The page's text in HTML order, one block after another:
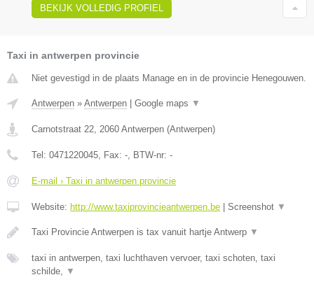
BEKIJK VOLLEDIG PROFIEL
Taxi in antwerpen provincie
Niet gevestigd in de plaats Manage en in de provincie Henegouwen.
Antwerpen » Antwerpen Google maps ▼
Carnotstraat 22, 2060 Antwerpen (Antwerpen)
Tel: 0471220045, Fax: -, BTW-nr: -
E-mail › Taxi in antwerpen provincie
Website: http://www.taxiprovincieantwerpen.be Screenshot ▼
Taxi Provincie Antwerpen is tax vanuit hartje Antwerp ▼
taxi in antwerpen, taxi luchthaven vervoer, taxi schoten, taxi
schilde, ▼